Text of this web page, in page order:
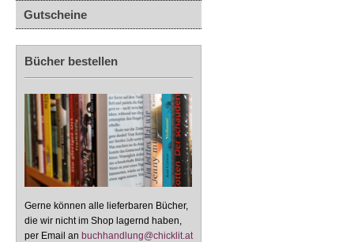
Gutscheine
Bücher bestellen
Gerne können alle lieferbaren Bücher,
die wir nicht im Shop lagernd haben,
per Email an buchhandlung@chicklit.at